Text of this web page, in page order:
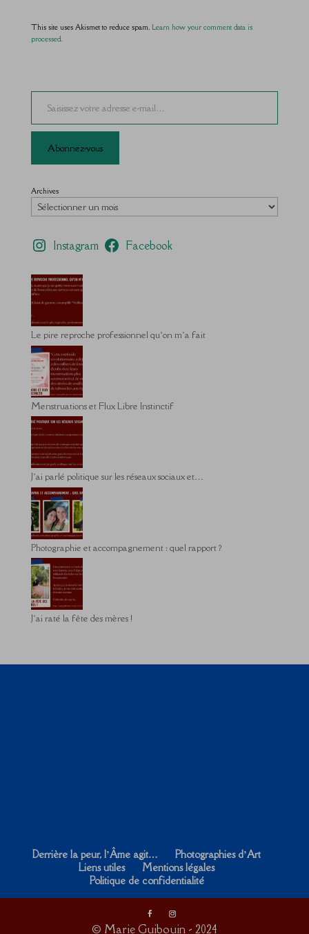
This site uses Akismet to reduce spam. Learn how your comment data is
processed.
Saisissez votre adresse e-mail…
Abonnez-vous
Archives
Instagram Facebook
Le pire reproche professionnel qu’on m’a fait
Menstruations et Flux Libre Instinctif
J’ai parlé politique sur les réseaux sociaux et…
Photographie et accompagnement : quel rapport ?
J’ai raté la fête des mères !
Derrière la peur, l’Âme agit…
Photographies d’Art
Liens utiles
Mentions légales
Politique de confidentialité
© Marie Guibouin - 2024